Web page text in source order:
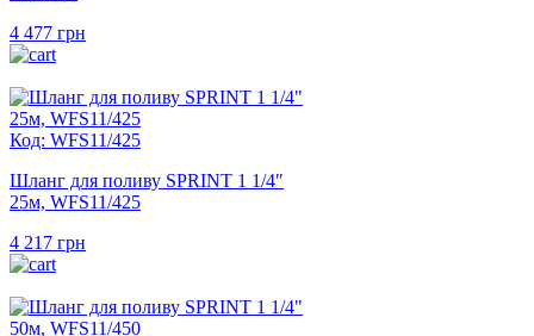
4 477 грн
Код: WFS11/425
Шланг для поливу SPRINT 1 1/4″
25м, WFS11/425
4 217 грн